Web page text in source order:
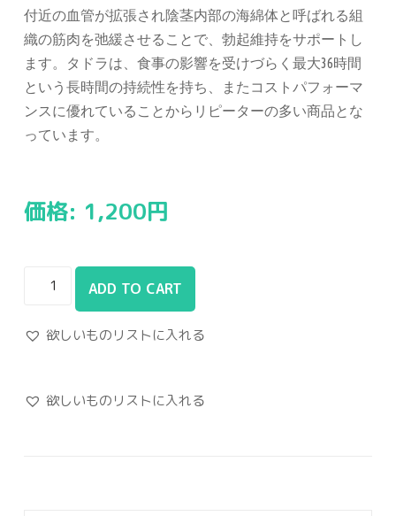
付近の血管が拡張され陰茎内部の海綿体と呼ばれる組
織の筋肉を弛緩させることで、勃起維持をサポートし
ます。タドラは、食事の影響を受けづらく最大36時間
という長時間の持続性を持ち、またコストパフォーマ
ンスに優れていることからリピーターの多い商品とな
っています。
価格: 1,200円
ADD TO CART
欲しいものリストに入れる
欲しいものリストに入れる